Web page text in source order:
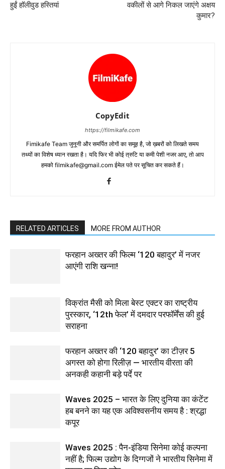
हुईं हॉलीवुड हस्‍तियां
वकीलों से आगे निकल जाएंगे अक्षय
कुमार?
CopyEdit
https://filmikafe.com
Fimikafe Team जुनूनी और समर्पित लोगों का समूह है, जो ख़बरों को लिखते समय
तथ्‍यों का विशेष ध्‍यान रखता है। यदि फिर भी कोई त्रुटि या कमी पेशी नजर आए, तो आप
हमको filmikafe@gmail.com ईमेल पते पर सूचित कर सकते हैं।
RELATED ARTICLES MORE FROM AUTHOR
फरहान अख्तर की फिल्म ‘120 बहादुर’ में नजर
आएंगी राशि खन्ना!
विक्रांत मैसी को मिला बेस्ट एक्टर का राष्ट्रीय
पुरस्कार, ‘12th फेल’ में दमदार परफॉर्मेंस की हुई
सराहना
फरहान अख्तर की ‘120 बहादुर’ का टीज़र 5
अगस्त को होगा रिलीज़ — भारतीय वीरता की
अनकही कहानी बड़े पर्दे पर
Waves 2025 – भारत के लिए दुनिया का कंटेंट
हब बनने का यह एक अविश्वसनीय समय है : श्रद्धा
कपूर
Waves 2025 : पैन-इंडिया सिनेमा कोई कल्पना
नहीं है; फिल्म उद्योग के दिग्गजों ने भारतीय सिनेमा में